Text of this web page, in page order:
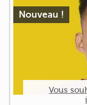
Nouveau !
Vous